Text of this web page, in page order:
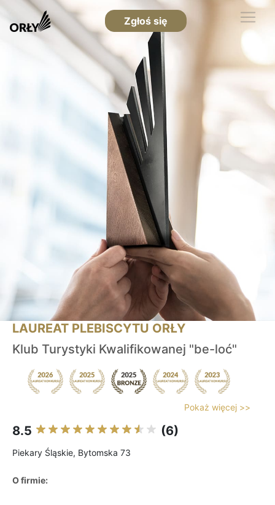
Zgłoś się
LAUREAT PLEBISCYTU ORŁY
Klub Turystyki Kwalifikowanej "be-loć"
Pokaż więcej >>
8.5 (6)
Piekary Śląskie, Bytomska 73
O firmie: